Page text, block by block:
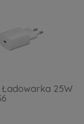
Ładowarka 25W